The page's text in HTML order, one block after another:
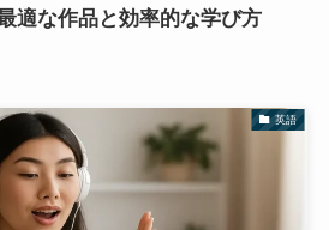
適な作品と効率的な学び方
英語